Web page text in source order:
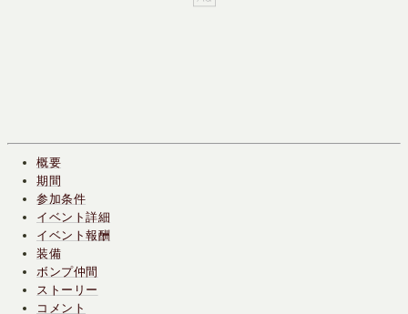
概要
期間
参加条件
イベント詳細
イベント報酬
装備
ボンプ仲間
ストーリー
コメント